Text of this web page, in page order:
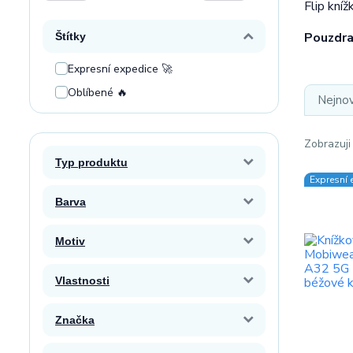
Štítky
Expresní expedice 🚀
Oblíbené 🔥
Typ produktu
Barva
Motiv
Vlastnosti
Značka
Flip
Expresní